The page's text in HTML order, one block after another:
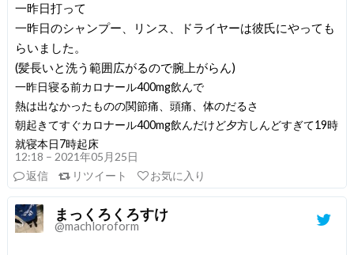
一昨日打って
一昨日のシャンプー、リンス、ドライヤーは彼氏にやっても
らいました。
(髪長いと洗う範囲広がるので腕上がらん)
一昨日寝る前カロナール400mg飲んで
熱は出なかったものの関節痛、頭痛、体のだるさ
朝起きてすぐカロナール400mg飲んだけど夕方しんどすぎて19時
就寝本日7時起床
12:18 – 2021年05月25日
返信
リツイート お気に入り
まっくろくろすけ
@machloroform